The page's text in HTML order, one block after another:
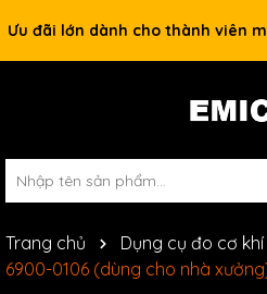
Ưu đãi lớn dành cho thành viên
Trang chủ Dụng cụ đo cơ khí
6900-0106 (dùng cho nhà